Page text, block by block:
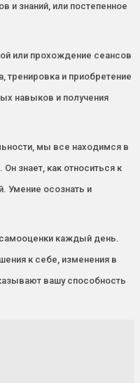
знаний, или постепенное
или прохождение сеансов
тренировка и приобретение
навыков и получения
мы все находимся в
знает, как относиться к
Умение осознать и
каждый день.
к себе, изменения в
вашу способность